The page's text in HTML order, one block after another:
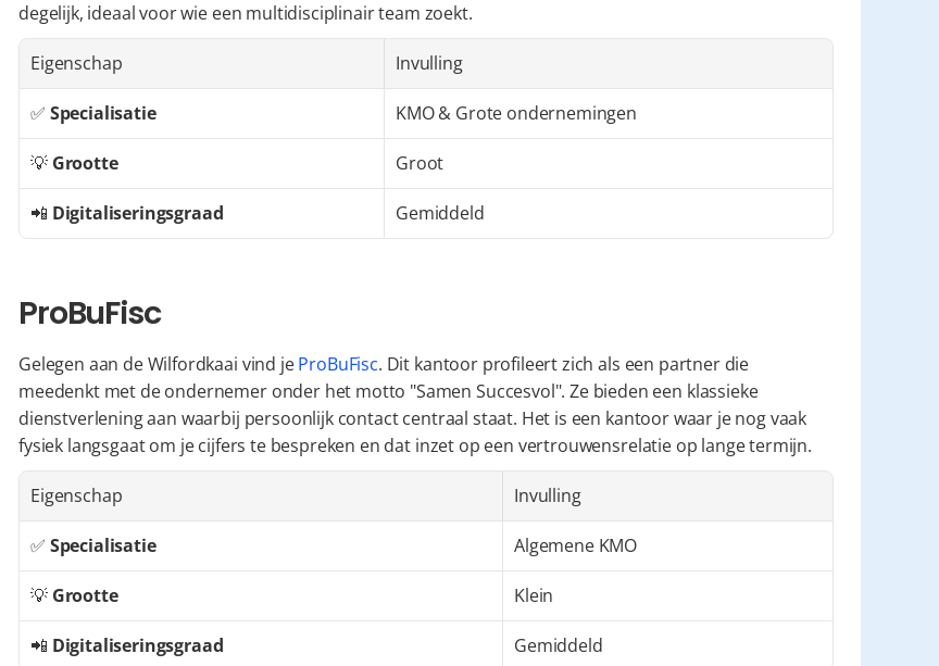
degelijk, ideaal voor wie een multidisciplinair team zoekt.
Eigenschap Invulling
✅ Specialisatie KMO & Grote ondernemingen
💡 Grootte Groot
📲 Digitaliseringsgraad Gemiddeld
ProBuFisc
Gelegen aan de Wilfordkaai vind je ProBuFisc. Dit kantoor profileert zich als een partner die
meedenkt met de ondernemer onder het motto "Samen Succesvol". Ze bieden een klassieke
dienstverlening aan waarbij persoonlijk contact centraal staat. Het is een kantoor waar je nog vaak
fysiek langsgaat om je cijfers te bespreken en dat inzet op een vertrouwensrelatie op lange termijn.
Eigenschap Invulling
✅ Specialisatie Algemene KMO
💡 Grootte Klein
📲 Digitaliseringsgraad Gemiddeld